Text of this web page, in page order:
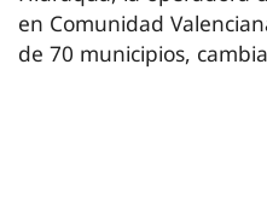
en Comunidad
de 70 municipios,